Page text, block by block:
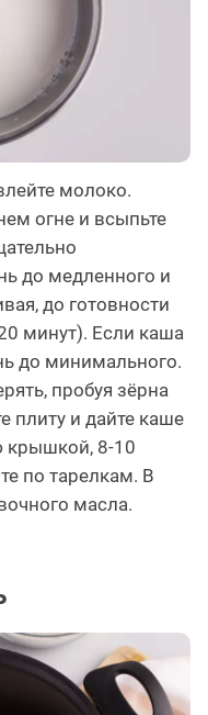
молоко.
огне и всыпьте
до медленного и
до готовности
минут). Если каша
до минимального.
пробуя зёрна
плиту и дайте каше
крышкой, 8-10
по тарелкам. В
масла.